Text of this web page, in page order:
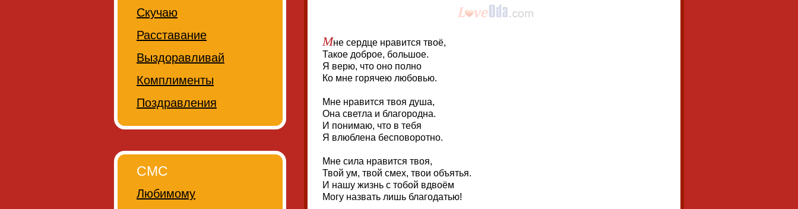
Мне сердце нравится твоё,
Такое доброе, большое.
Я верю, что оно полно
Ко мне горячею любовью.
Мне нравится твоя душа,
Она светла и благородна.
И понимаю, что в тебя
Я влюблена бесповоротно.
Мне сила нравится твоя,
Твой ум, твой смех, твои объятья.
И нашу жизнь с тобой вдвоём
Могу назвать лишь благодатью!
Скучаю
Расставание
Выздоравливай
Комплименты
Поздравления
СМС
Любимому